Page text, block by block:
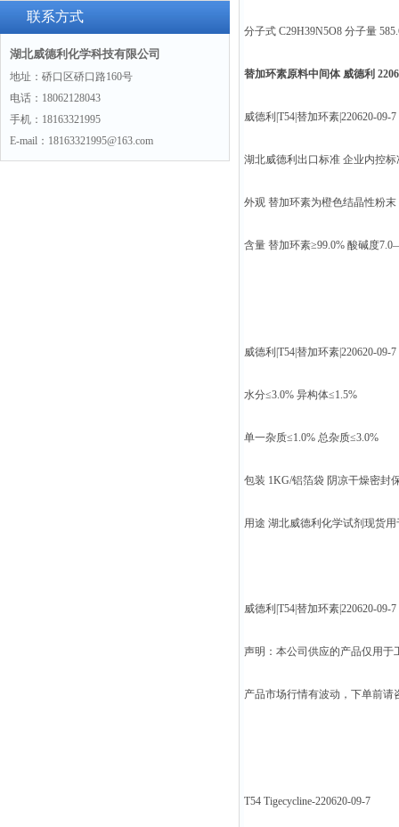
联系方式
湖北威德利化学科技有限公司
地址：硚口区硚口路160号
电话：18062128043
手机：18163321995
E-mail：18163321995@163.com
分子式 C29H39N5O8 分子量
替加环素原料中间体 威德利
威德利|T54|替加环素|220620-09-7
湖北威德利出口标准 企业内控标
外观 替加环素为橙色结晶性粉末
含量 替加环素≥99.0% 酸碱度
威德利|T54|替加环素|220620-09-7
水分≤3.0% 异构体≤1.5%
单一杂质≤1.0% 总杂质≤3.0%
包装 1KG/铝箔袋 阴凉干燥密封
用途 湖北威德利化学试剂现货
威德利|T54|替加环素|220620-09-7
声明：本公司供应的产品仅用于
产品市场行情有波动，下单前
T54 Tigecycline-220620-09-7